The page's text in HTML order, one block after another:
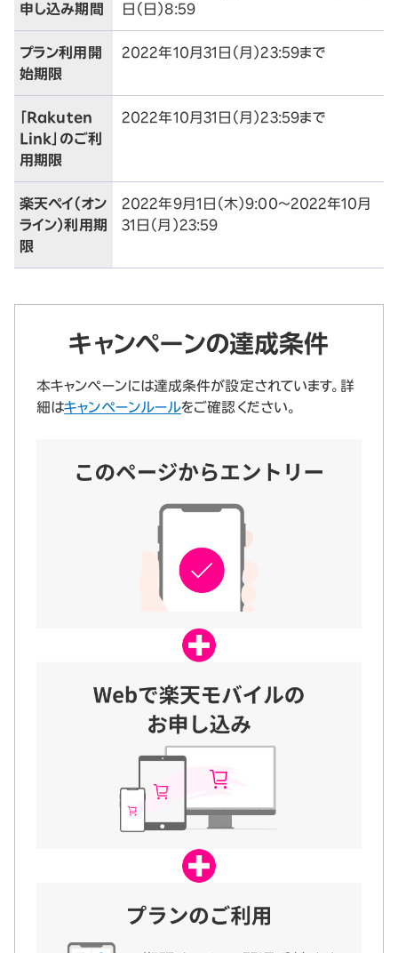
申し込み期間
日（日）8:59
プラン利用開
始期限
2022年10月31日（月）23:59まで
「Rakuten
Link」のご利
用期限
2022年10月31日（月）23:59まで
楽天ペイ（オン
ライン）利用期
限
2022年9月1日（木）9:00～2022年10月
31日（月）23:59
キャンペーンの達成条件
本キャンペーンには達成条件が設定されています。詳
細はキャンペーンルールをご確認ください。